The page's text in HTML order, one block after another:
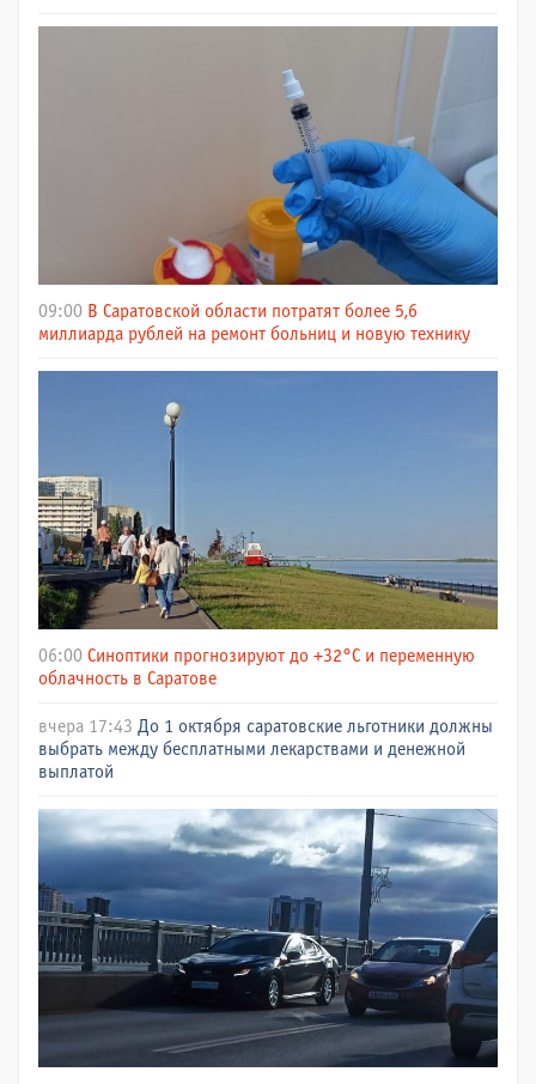
09:00 В Саратовской области потратят более 5,6
миллиарда рублей на ремонт больниц и новую технику
06:00 Синоптики прогнозируют до +32°C и переменную
облачность в Саратове
вчера 17:43 До 1 октября саратовские льготники должны
выбрать между бесплатными лекарствами и денежной
выплатой